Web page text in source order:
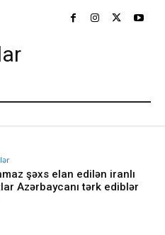
şəxs elan edilən iranlı
Azərbaycanı tərk ediblər